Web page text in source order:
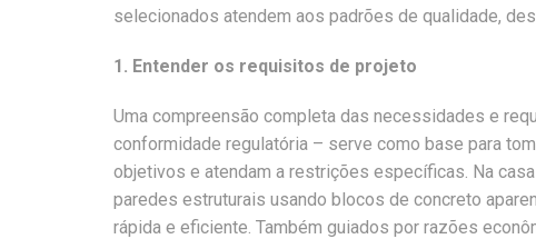
selecionados atendem aos padrões de qualidade,
1. Entender os requisitos de projeto
Uma compreensão completa das necessidades e
conformidade regulatória – serve como base para
objetivos e atendam a restrições específicas. Na
paredes estruturais usando blocos de concreto
rápida e eficiente. Também guiados por razões